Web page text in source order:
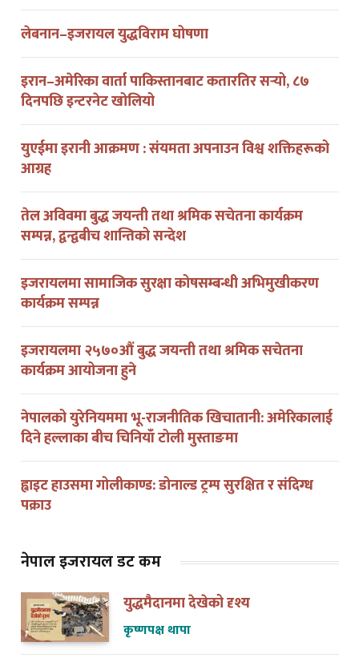
लेबनान–इजरायल युद्धविराम घोषणा
इरान–अमेरिका वार्ता पाकिस्तानबाट कतारतिर सर्‍यो, ८७
दिनपछि इन्टरनेट खोलियो
युएईमा इरानी आक्रमण : संयमता अपनाउन विश्व शक्तिहरूको
आग्रह
तेल अविवमा बुद्ध जयन्ती तथा श्रमिक सचेतना कार्यक्रम
सम्पन्न, द्वन्द्वबीच शान्तिको सन्देश
इजरायलमा सामाजिक सुरक्षा कोषसम्बन्धी अभिमुखीकरण
कार्यक्रम सम्पन्न
इजरायलमा २५७०औं बुद्ध जयन्ती तथा श्रमिक सचेतना
कार्यक्रम आयोजना हुने
नेपालको युरेनियममा भू-राजनीतिक खिचातानी: अमेरिकालाई
दिने हल्लाका बीच चिनियाँ टोली मुस्ताङमा
ह्वाइट हाउसमा गोलीकाण्ड: डोनाल्ड ट्रम्प सुरक्षित र संदिग्ध
पक्राउ
नेपाल इजरायल डट कम
युद्धमैदानमा देखेको दृश्य
कृष्णपक्ष थापा